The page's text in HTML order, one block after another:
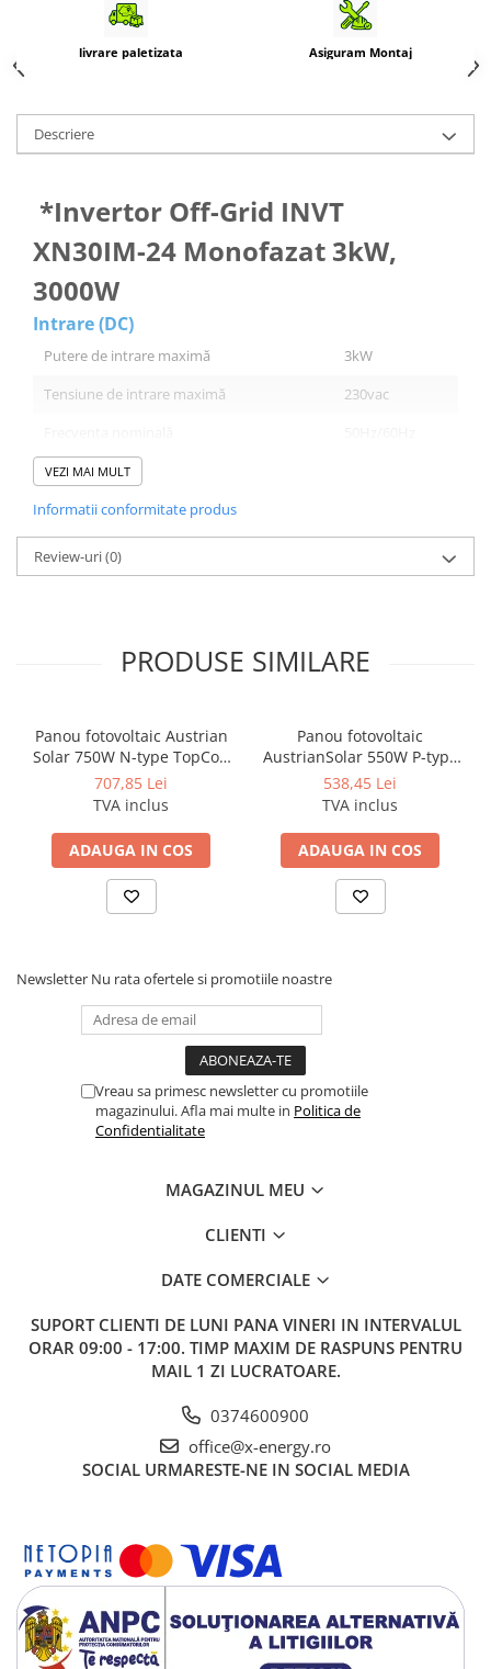
livrare paletizata Asiguram Montaj
Descriere
*Invertor Off-Grid INVT
XN30IM-24 Monofazat 3kW,
3000W
Intrare (DC)
Putere de intrare maximă
3kW
Tensiune de intrare maximă
230vac
Tensiunea nominală
(mod baterie)
Eficienta
93%
Timp de transfer
10ms (for personal computers); 20ms
(for home appliances)
Baterie
Tensiune baterie
24Vdc
Protectie la inversarea polaritatii
Protecție împotriva polarității inverse DC
Protecție supraincalzirii
Afisaj
LCD
Aplicatie
Comunicare
RS 232, RS485
USB, Bluetooth
VEZI MAI MULT
Informatii conformitate produs
Review-uri(0)
PRODUSE SIMILARE
Panou fotovoltaic Austrian
Solar 750W N-type TopCon
Halfcut
707,85 Lei
TVA inclus
ADAUGA IN COS
Panou fotovoltaic
AustrianSolar 550W P-type
HalfCut Monocristalin
538,45 Lei
TVA inclus
ADAUGA IN COS
Newsletter Nu rata ofertele si promotiile noastre
Vreau sa primesc newsletter cu promotiile
magazinului. Afla mai multe in Politica de
Confidentialitate
MAGAZINUL MEU
CLIENTI
DATE COMERCIALE
SUPORT CLIENTI DE LUNI PANA VINERI IN INTERVALUL
ORAR 09:00 - 17:00. TIMP MAXIM DE RASPUNS PENTRU
MAIL 1 ZI LUCRATOARE.
0374600900
office@x-energy.ro
SOCIAL URMARESTE-NE IN SOCIAL MEDIA